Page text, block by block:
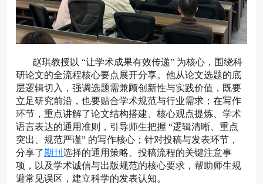
赵琪教授以 “让学术成果有效传递” 为核心，围绕科
研论文的全流程核心要点展开分享。他从论文选题的底
层逻辑切入，强调选题需兼顾创新性与实践价值，既要
立足研究前沿，也要贴合学术规范与行业需求；在写作
环节，重点讲解了论文结构搭建、核心观点提炼、学术
语言表达的通用准则，引导师生把握 “逻辑清晰、重点
突出、规范严谨” 的写作核心；针对投稿与发表环节，
分享了期刊 选择的通用策略、投稿流程的关键注意事
项，以及学术诚信与出版规范的核心要求，帮助师生规
避常见误区，建立科学的发表认知。